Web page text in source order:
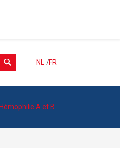
NL FR
/
Hémophilie A et B